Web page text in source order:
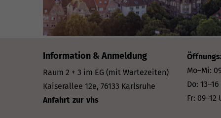
Information & Anmeldung
Raum 2 + 3 im EG (mit Wartezeiten)
Kaiserallee 12e, 76133 Karlsruhe
Anfahrt zur vhs
Mo–Mi:
Do:
Fr: 09–12